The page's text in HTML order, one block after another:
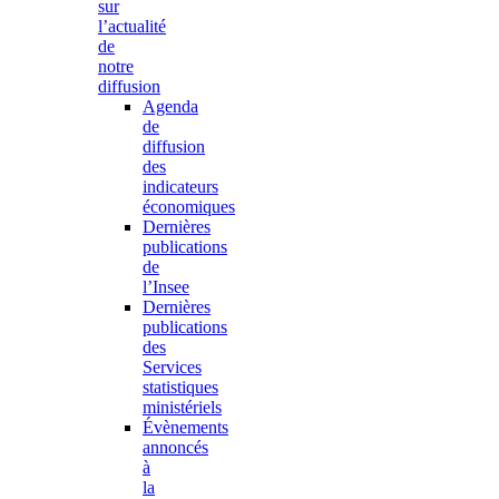
sur
l’actualité
de
notre
diffusion
Agenda
de
diffusion
des
indicateurs
économiques
Dernières
publications
de
l’Insee
Dernières
publications
des
Services
statistiques
ministériels
Évènements
annoncés
à
la